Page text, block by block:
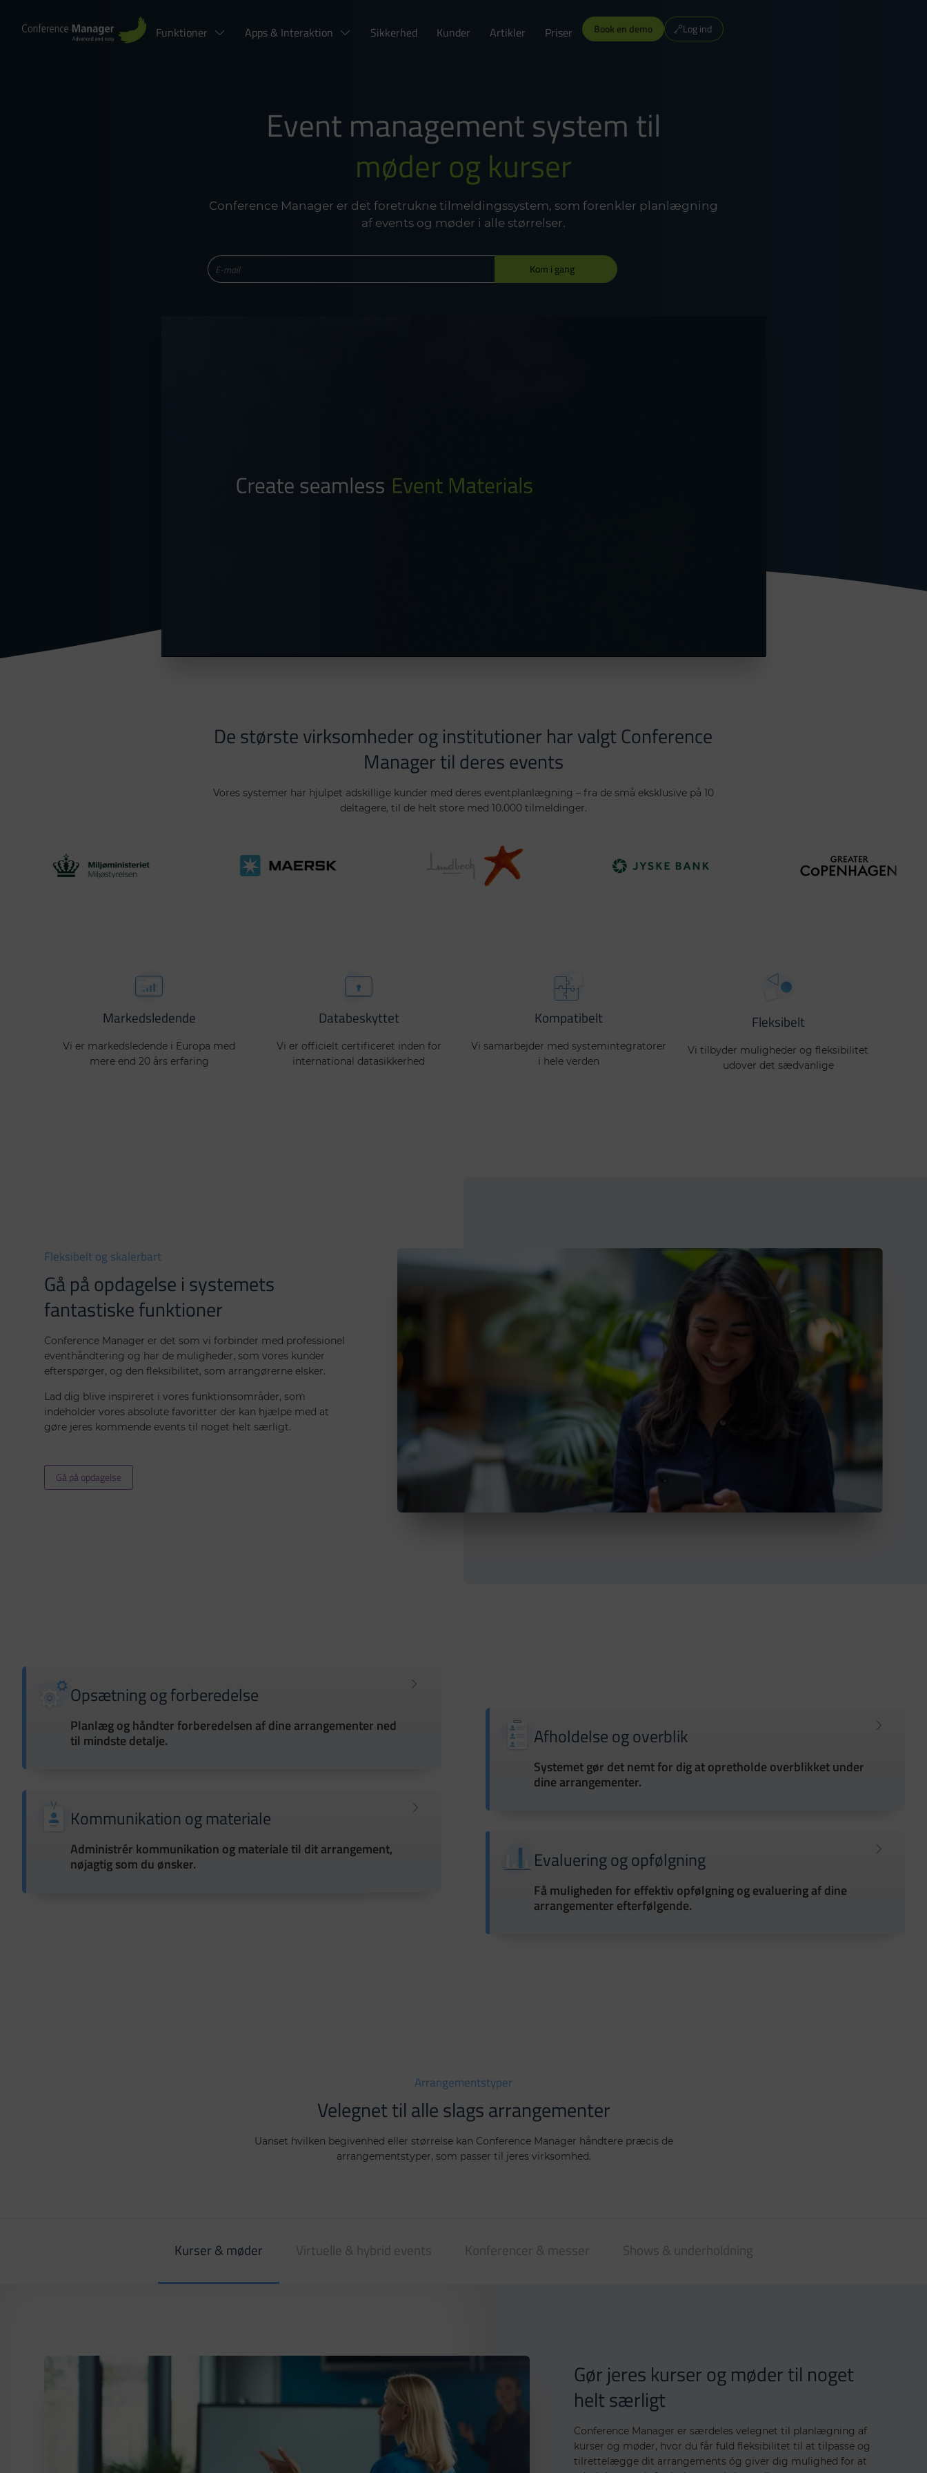
Funktioner Apps & Interaktion Sikkerhed Kunder Artikler Priser Book en demo Log ind
Event management system til
møder og kurser
Conference Manager er det foretrukne tilmeldingssystem, som forenkler planlægning
af events og møder i alle størrelser.
Kom i gang
De største virksomheder og institutioner har valgt Conference
Manager til deres events
Vores systemer har hjulpet adskillige kunder med deres eventplanlægning – fra de små eksklusive på 10
deltagere, til de helt store med 10.000 tilmeldinger.
Markedsledende
Vi er markedsledende i Europa med
mere end 20 års erfaring
Databeskyttet
Vi er officielt certificeret inden for
international datasikkerhed
Kompatibelt
Vi samarbejder med systemintegratorer
i hele verden
Fleksibelt
Vi tilbyder muligheder og fleksibilitet
udover det sædvanlige
Fleksibelt og skalerbart
Gå på opdagelse i systemets
fantastiske funktioner
Conference Manager er det som vi forbinder med professionel
eventhåndtering og har de muligheder, som vores kunder
efterspørger, og den fleksibilitet, som arrangørerne elsker.
Lad dig blive inspireret i vores funktionsområder, som
indeholder vores absolute favoritter der kan hjælpe med at
gøre jeres kommende events til noget helt særligt.
Gå på opdagelse
Opsætning og forberedelse
Planlæg og håndter forberedelsen af dine arrangementer ned
til mindste detalje.
Kommunikation og materiale
Administrér kommunikation og materiale til dit arrangement,
nøjagtig som du ønsker.
Afholdelse og overblik
Systemet gør det nemt for dig at opretholde overblikket under
dine arrangementer.
Evaluering og opfølgning
Få muligheden for effektiv opfølgning og evaluering af dine
arrangementer efterfølgende.
Arrangementstyper
Velegnet til alle slags arrangementer
Uanset hvilken begivenhed eller størrelse kan Conference Manager håndtere præcis de
arrangementstyper, som passer til jeres virksomhed.
Kurser & møder Virtuelle & hybrid events Konferencer & messer Shows & underholdning
Gør jeres kurser og møder til noget
helt særligt
Conference Manager er særdeles velegnet til planlægning af
kurser og møder, hvor du får fuld fleksibilitet til at tilpasse og
tilrettelægge dit arrangements ´og giver dig mulighed for at